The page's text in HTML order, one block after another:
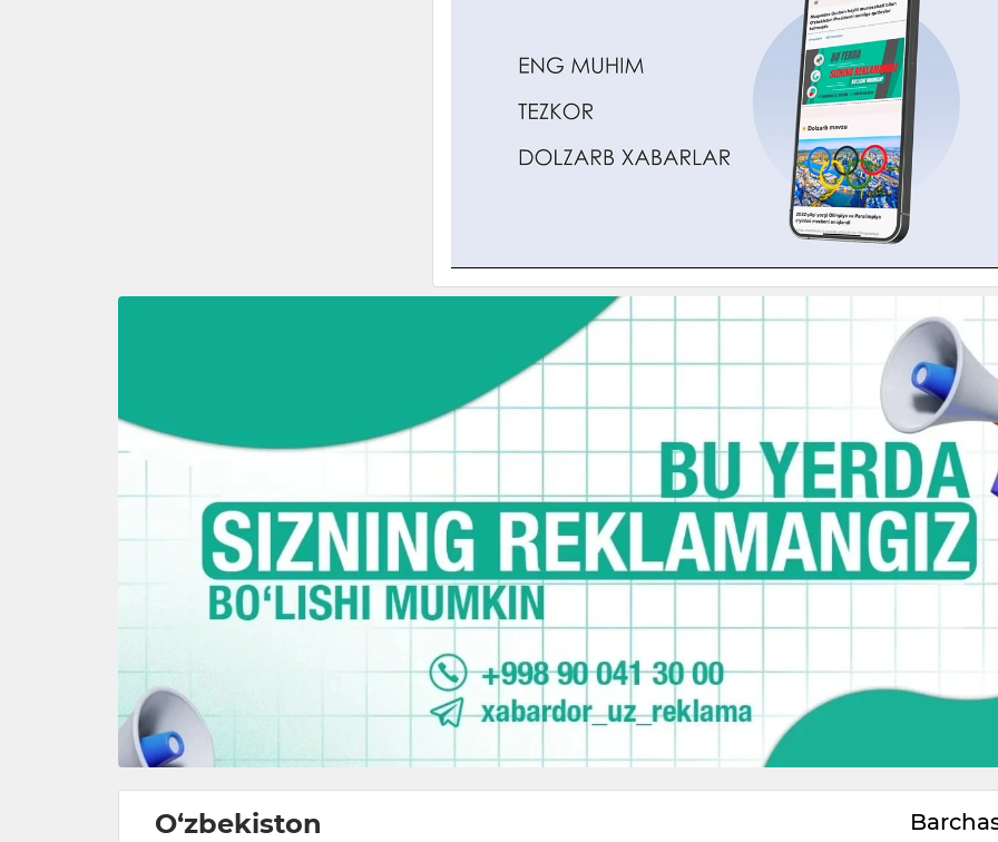
O‘zbekiston